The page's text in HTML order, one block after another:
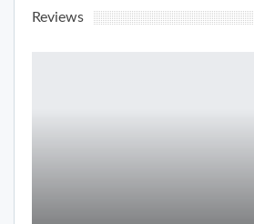
Reviews